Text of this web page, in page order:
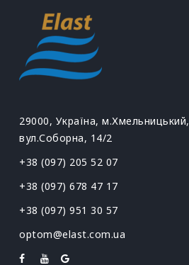
29000, Україна, м.Хмельницький,
вул.Соборна, 14/2
+38 (097) 205 52 07
+38 (097) 678 47 17
+38 (097) 951 30 57
optom@elast.com.ua